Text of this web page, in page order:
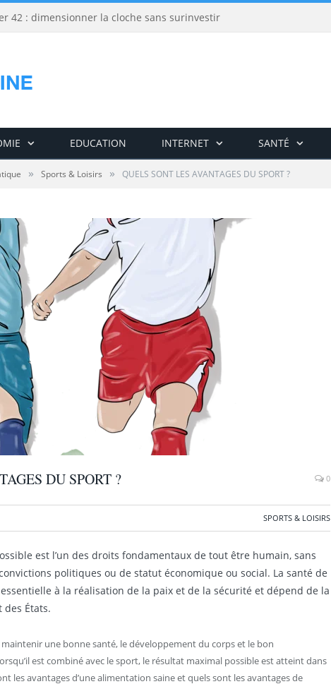
42 : dimensionner la cloche sans surinvestir
EDUCATION INTERNET SANTÉ
» Sports & Loisirs » QUELS SONT LES AVANTAGES DU SPORT ?
DU SPORT ? 0
SPORTS & LOISIRS
est l’un des droits fondamentaux de tout être humain, sans
politiques ou de statut économique ou social. La santé de
à la réalisation de la paix et de la sécurité et dépend de la
États.
une bonne santé, le développement du corps et le bon
est combiné avec le sport, le résultat maximal possible est atteint dans
les avantages d’une alimentation saine et quels sont les avantages de